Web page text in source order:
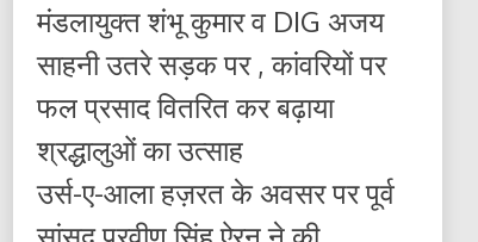
मंडलायुक्त शंभू कुमार व DIG अजय
साहनी उतरे सड़क पर , कांवरियों पर
फल प्रसाद वितरित कर बढ़ाया
श्रद्धालुओं का उत्साह
उर्स-ए-आला हज़रत के अवसर पर पूर्व